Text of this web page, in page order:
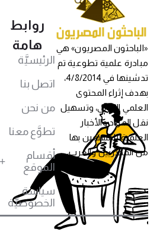
«الباحثون المصريون» هي
مبادرة علمية تطوعية تم
تدشينها في 4/8/2014،
بهدف إثراء المحتوى
العلمي العربي، وتسهيل
نقل المواد والأخبار
العلمية للمهتمين بها
من المصريين والعرب،
روابط
هامة
الرئيسيَّة
اتصل بنا
من نحن
تطوَّع معنا
أقسام
الموقع
سياسة
الخصوصيَّة